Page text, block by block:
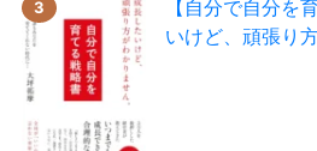
【自分で自分
いけど、頑張り